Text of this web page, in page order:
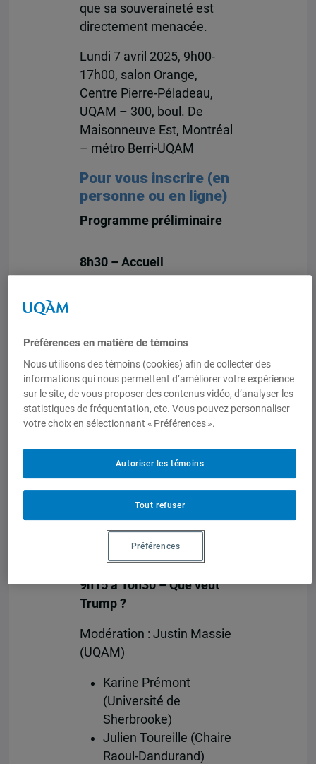
que sa souveraineté est
directement menacée.
Lundi 7 avril 2025, 9h00-
17h00, salon Orange,
Centre Pierre-Péladeau,
UQAM – 300, boul. De
Maisonneuve Est, Montréal
– métro Berri-UQAM
Pour vous inscrire (en
personne ou en ligne)
Programme préliminaire
8h30 – Accueil
9h05 – Mot d’ouverture
Justin Massie,
directeur du
Département de
(UQAM), co-directeur,
Réseau d’analyse
stratégique (RAS), Le
Rubicon
François Audet,
9h15 à 10h30 – Que veut
Trump ?
Modération : Justin Massie
(UQAM)
Karine Prémont
(Université de
Sherbrooke)
Julien Toureille (Chaire
Raoul-Dandurand)
Préférences en matière de témoins
Nous utilisons des témoins (cookies) afin de collecter des
informations qui nous permettent d’améliorer votre expérience
sur le site, de vous proposer des contenus vidéo, d’analyser les
statistiques de fréquentation, etc. Vous pouvez personnaliser
votre choix en sélectionnant « Préférences ».
Tout refuser
Autoriser les témoins
Préférences